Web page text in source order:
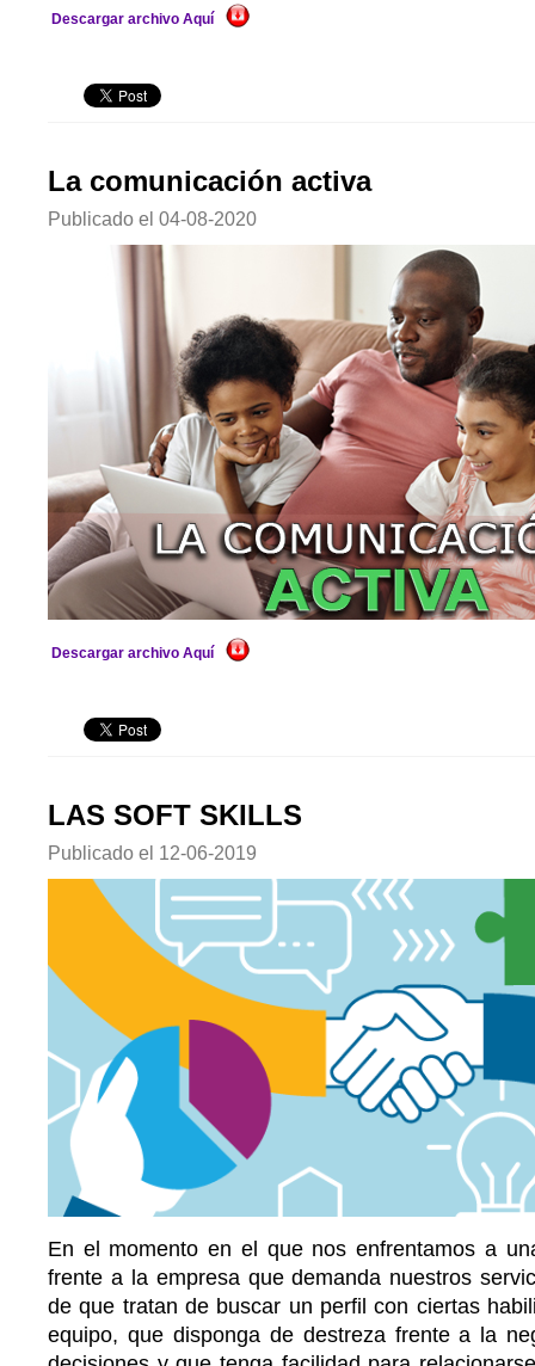
Descargar archivo Aquí
La comunicación activa
Publicado el 04-08-2020
Descargar archivo Aquí
LAS SOFT SKILLS
Publicado el 12-06-2019
En el momento en el que nos enfrentamos a
frente a la empresa que demanda nuestros
de que tratan de buscar un perfil con ciertas
equipo, que disponga de destreza frente a la